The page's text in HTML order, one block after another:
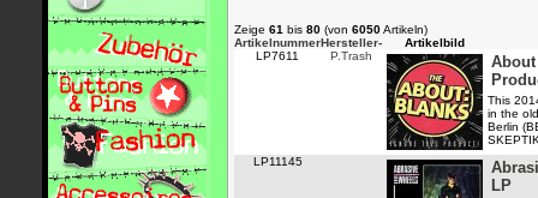
Zeige 61 bis 80 (von 6050Artikeln)
ArtikelnummerHersteller-
Artikelbild
LP7611
P.Trash
This
in the
Berlin
LP11145
LP